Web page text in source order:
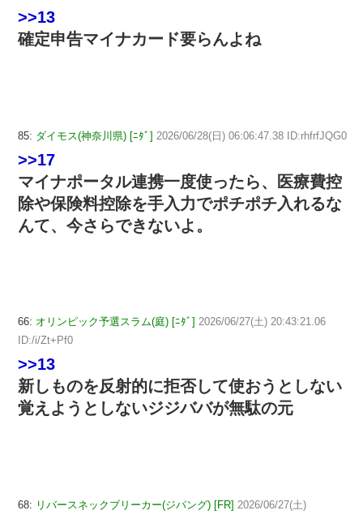
>>13
確定申告マイナカード要らんよね
85: ダイモス(神奈川県) [ﾆﾀﾞ] 2026/06/28(日) 06:06:47.38 ID:rhfrfJQG0
>>17
マイナポータル連携一度使ったら、医療費控
除や保険料控除を手入力でポチポチ入れるな
んて、今さらできないよ。
66: オリンピック予選スラム(庭) [ﾆﾀﾞ] 2026/06/27(土) 20:43:21.06
ID:/i/Zt+Pf0
>>13
新しものを反射的に拒否して使おうとしない
覚えようとしないジジババが無駄の元
68: リバースネックブリーカー(ジパング) [FR] 2026/06/27(土)